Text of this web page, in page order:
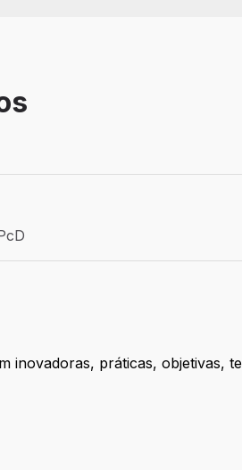
inovadoras, práticas, objetivas,